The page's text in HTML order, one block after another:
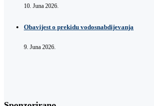
10. Juna 2026.
Obavijest o prekidu vodosnabdijevanja
9. Juna 2026.